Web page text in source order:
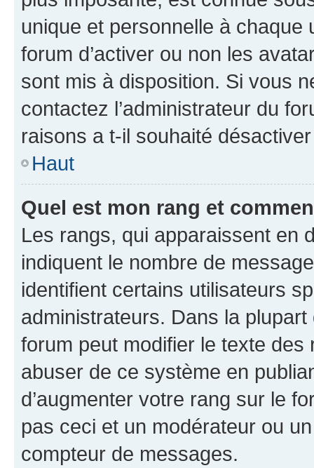
unique et personnelle à chaque
forum d’activer ou non les
sont mis à disposition. Si vous
contactez l’administrateur du
raisons a t-il souhaité
Haut
Quel est mon rang et
Les rangs, qui apparaissent en
indiquent le nombre de
identifient certains utilisateurs
administrateurs. Dans la
forum peut modifier le texte
abuser de ce système en
d’augmenter votre rang sur le
pas ceci et un modérateur ou
compteur de messages.